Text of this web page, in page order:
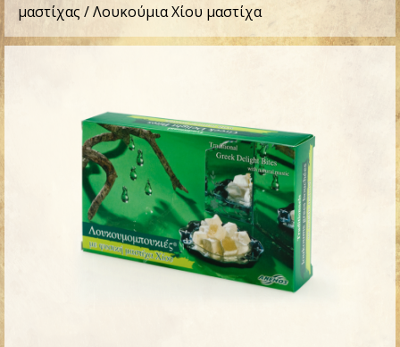
μαστίχας / Λουκούμια Χίου μαστίχα